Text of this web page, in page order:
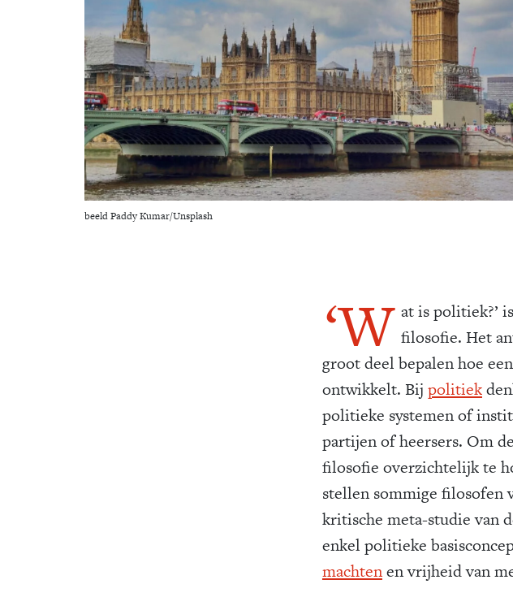
beeld Paddy Kumar/Unsplash
‘W at is politiek?’
filosofie. Het
groot deel bepalen hoe
ontwikkelt. Bij politiek
politieke systemen of
partijen of heersers. Om
filosofie overzichtelijk te
stellen sommige filosofen
kritische meta-studie van
enkel politieke
machtenen vrijheid van